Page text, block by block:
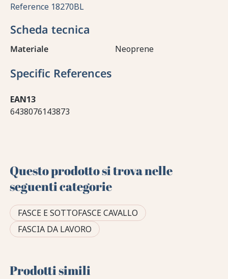
Reference 18270BL
Scheda tecnica
Materiale Neoprene
Specific References
EAN13
6438076143873
Questo prodotto si trova nelle
seguenti categorie
FASCE E SOTTOFASCE CAVALLO
FASCIA DA LAVORO
Prodotti simili